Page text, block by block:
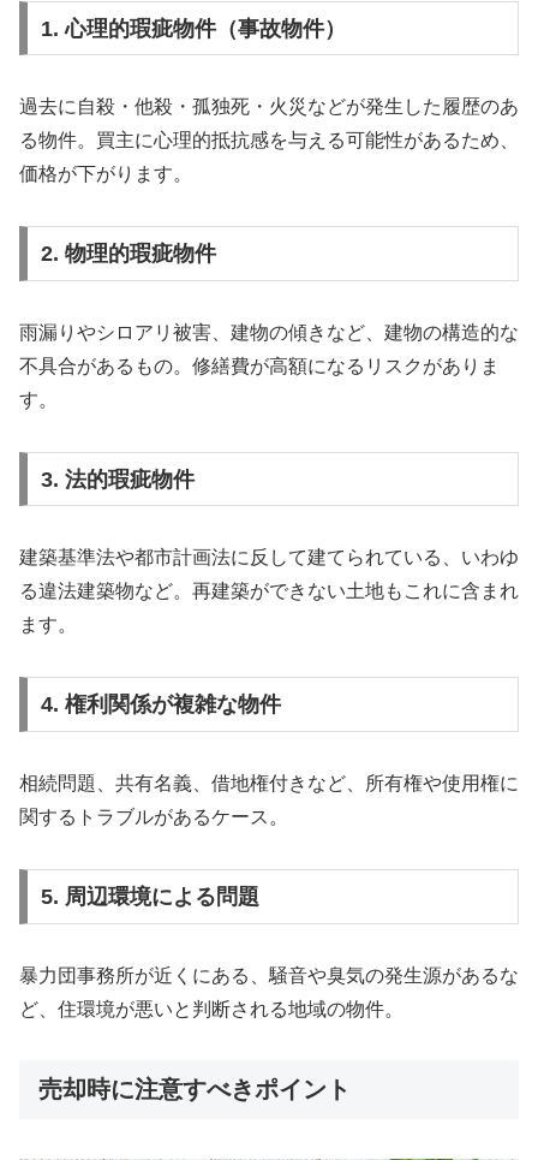
1. 心理的瑕疵物件（事故物件）
過去に自殺・他殺・孤独死・火災などが発生した履歴のあ
る物件。買主に心理的抵抗感を与える可能性があるため、
価格が下がります。
2. 物理的瑕疵物件
雨漏りやシロアリ被害、建物の傾きなど、建物の構造的な
不具合があるもの。修繕費が高額になるリスクがありま
す。
3. 法的瑕疵物件
建築基準法や都市計画法に反して建てられている、いわゆ
る違法建築物など。再建築ができない土地もこれに含まれ
ます。
4. 権利関係が複雑な物件
相続問題、共有名義、借地権付きなど、所有権や使用権に
関するトラブルがあるケース。
5. 周辺環境による問題
暴力団事務所が近くにある、騒音や臭気の発生源があるな
ど、住環境が悪いと判断される地域の物件。
売却時に注意すべきポイント